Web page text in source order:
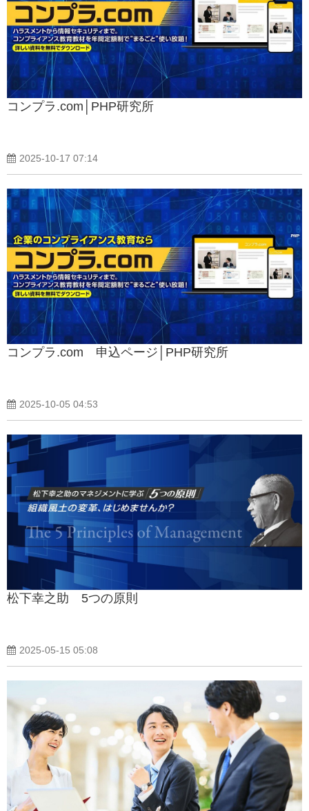
コンプラ.com│PHP研究所
2025-10-17 07:14
コンプラ.com 申込ページ│PHP研究所
2025-10-05 04:53
松下幸之助 5つの原則
2025-05-15 05:08